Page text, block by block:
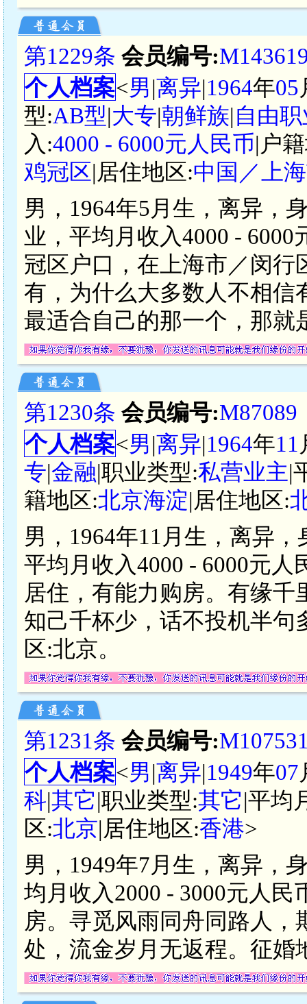
第1229条 会员编号:
个人档案<男|离异|1964年05
型:AB型|大专|朝鲜族|自由
入:4000 - 6000元人民币|户
鸡冠区|居住地区:中国／上
男，1964年5月生，离异，
业，平均月收入4000 -
冠区户口，在上海市／闵行
有，为什么大多数人不相信
最适合自己的那一个，那
第1230条 会员编号:M87089
个人档案<男|离异|1964年11
专|金融|职业类型:私营业主|
籍地区:北京海淀|居住地区:
男，1964年11月生，离异
平均月收入4000 - 6000元
居住，有能力购房。有缘
知己千杯少，话不投机半句
区:北京。
第1231条 会员编号:
个人档案<男|离异|1949年07
科|其它|职业类型:其它|平均
区:北京|居住地区:香港>
男，1949年7月生，离异，
均月收入2000 - 3000元人
房。寻觅风雨同舟同路人
处，流金岁月无返程。征婚